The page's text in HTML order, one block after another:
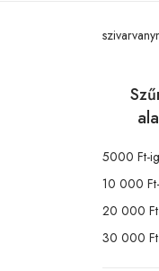
5000 Ft-ig
10 000
20 000
30 000